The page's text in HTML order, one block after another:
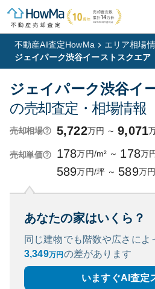
不動産AI査定HowMa エリア相場
ジェイパーク渋谷イーストスクエア
ジェイパーク渋谷イ
の売却査定・相場情報
売却相場 5,722万円 ～ 9,071
売却単価 178万円/m² ～ 178万
589万円/坪 ～ 589万
あなたの家はいくら？
同じ建物でも階数や広さによ
3,349万円 の差があります
いますぐAI査定